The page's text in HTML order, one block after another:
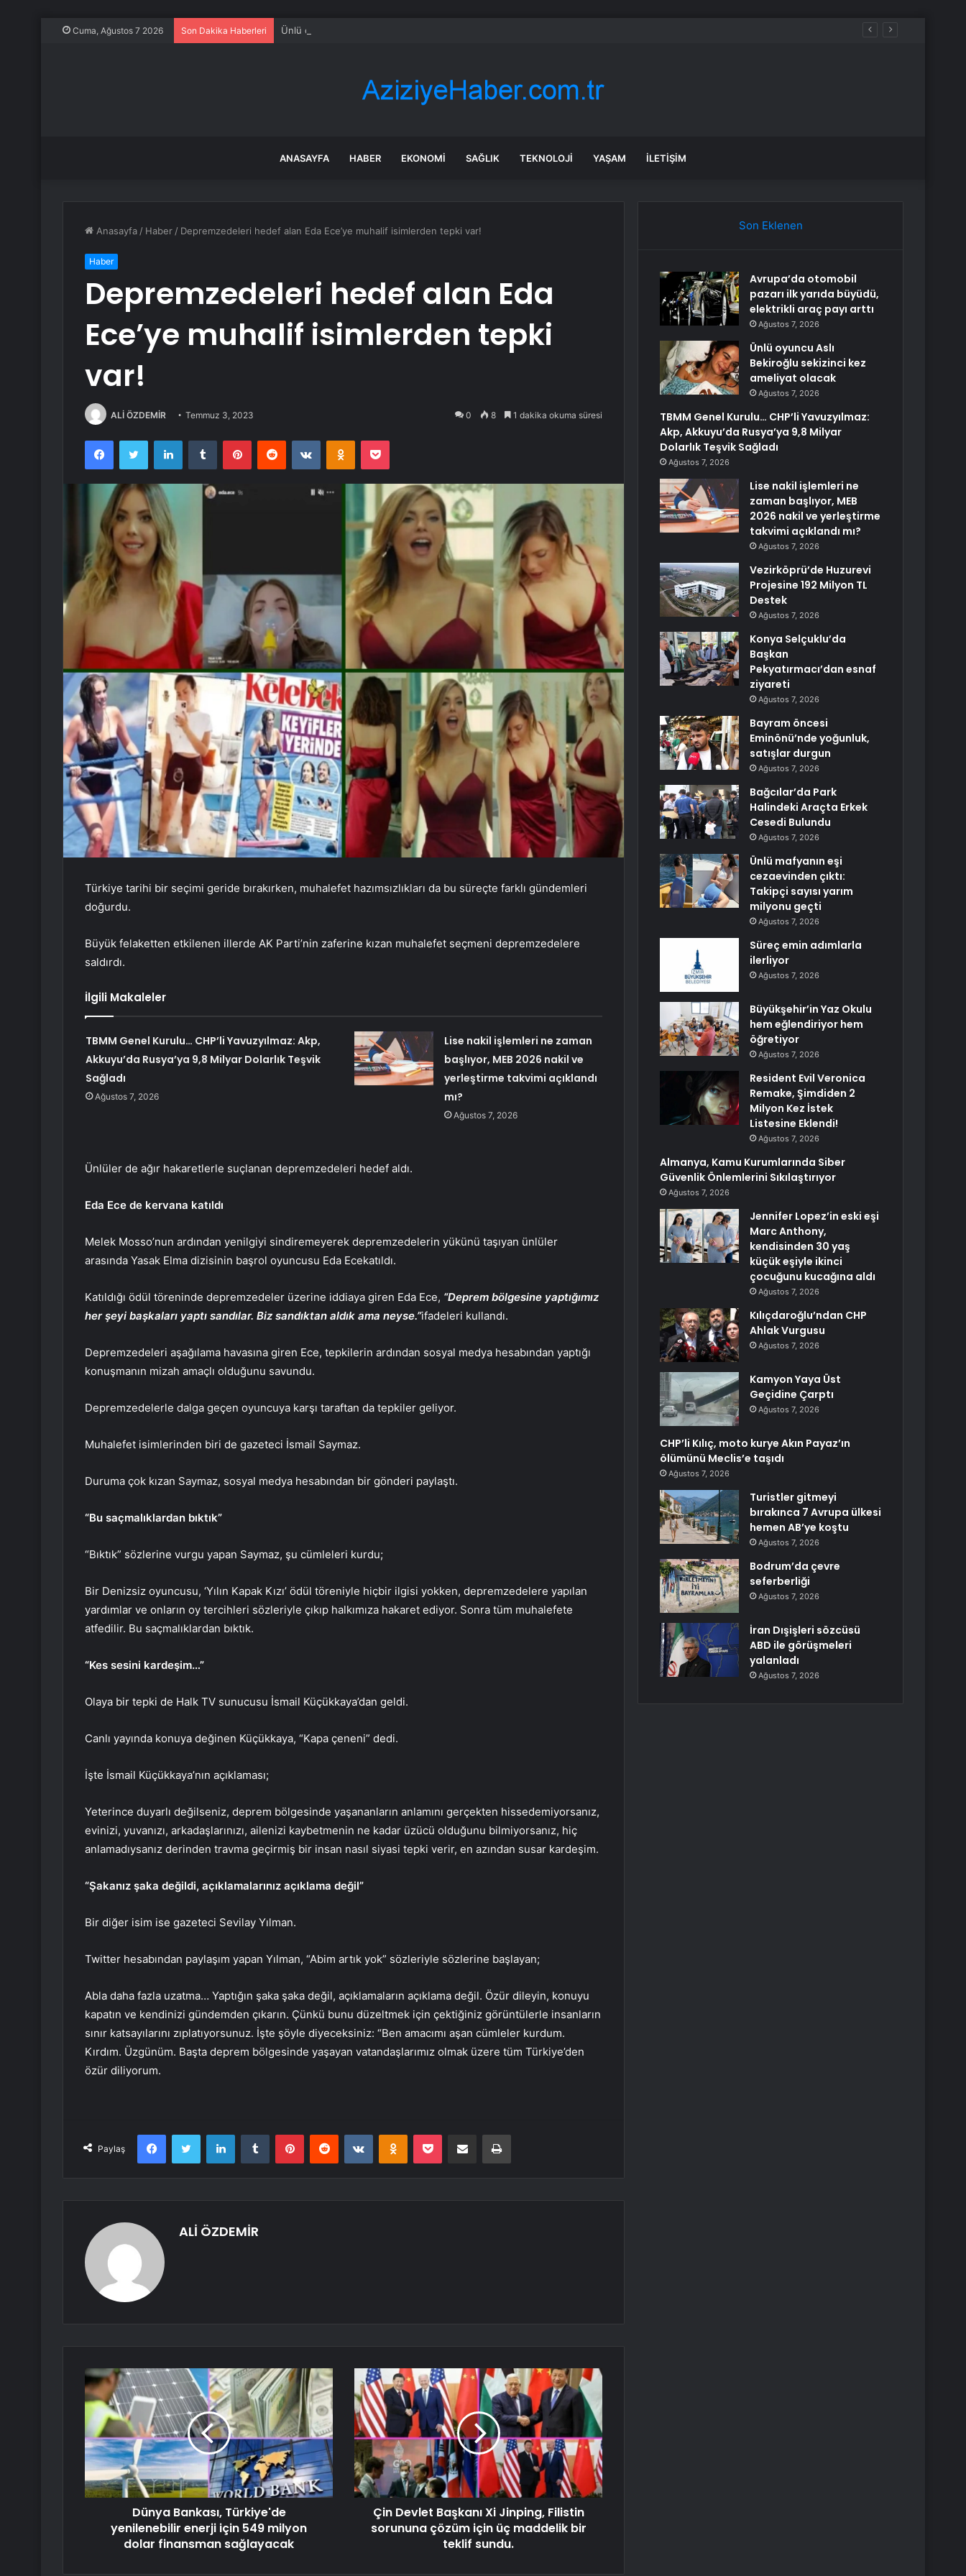
Cuma, Ağustos 7 2026 Son Dakika Haberleri Ünlü oyuncu Aslı Bekiroğlu sekizinci kez ameliyat olacak
ANASAYFA HABER EKONOMI SAĞLIK TEKNOLOJI YAŞAM İLETIŞIM
Anasayfa / Haber / Depremzedeleri hedef alan Eda Ece’ye muhalif isimlerden tepki var!
Haber
Depremzedeleri hedef alan Eda
Ece’ye muhalif isimlerden tepki
var!
ALİ ÖZDEMİR Temmuz 3, 2023 0 8 1 dakika okuma süresi
FacebookTwitter LinkedInTumblr PinterestReddit VKontakteOdnoklassniki
Pocket
Türkiye tarihi bir seçimi geride bırakırken, muhalefet hazımsızlıkları da bu süreçte farklı gündemleri
doğurdu.
Büyük felaketten etkilenen illerde AK Parti’nin zaferine kızan muhalefet seçmeni depremzedelere
saldırdı.
İlgili Makaleler
TBMM Genel Kurulu… CHP’li Yavuzyılmaz: Akp,
Akkuyu’da Rusya’ya 9,8 Milyar Dolarlık Teşvik
Sağladı
Ağustos 7, 2026
Lise nakil işlemleri ne zaman
başlıyor, MEB 2026 nakil ve
yerleştirme takvimi açıklandı
mı?
Ağustos 7, 2026
Ünlüler de ağır hakaretlerle suçlanan depremzedeleri hedef aldı.
Eda Ece de kervana katıldı
Melek Mosso’nun ardından yenilgiyi sindiremeyerek depremzedelerin yükünü taşıyan ünlüler
arasında Yasak Elma dizisinin başrol oyuncusu Eda Ecekatıldı.
Katıldığı ödül töreninde depremzedeler üzerine iddiaya giren Eda Ece, “Deprem bölgesine yaptığımız
her şeyi başkaları yaptı sandılar. Biz sandıktan aldık ama neyse.”ifadeleri kullandı.
Depremzedeleri aşağılama havasına giren Ece, tepkilerin ardından sosyal medya hesabından yaptığı
konuşmanın mizah amaçlı olduğunu savundu.
Depremzedelerle dalga geçen oyuncuya karşı taraftan da tepkiler geliyor.
Muhalefet isimlerinden biri de gazeteci İsmail Saymaz.
Duruma çok kızan Saymaz, sosyal medya hesabından bir gönderi paylaştı.
“Bu saçmalıklardan bıktık”
“Bıktık” sözlerine vurgu yapan Saymaz, şu cümleleri kurdu;
Bir Denizsiz oyuncusu, ‘Yılın Kapak Kızı’ ödül töreniyle hiçbir ilgisi yokken, depremzedelere yapılan
yardımlar ve onların oy tercihleri ​​sözleriyle çıkıp halkımıza hakaret ediyor. Sonra tüm muhalefete
atfedilir. Bu saçmalıklardan bıktık.
“Kes sesini kardeşim…”
Olaya bir tepki de Halk TV sunucusu İsmail Küçükkaya’dan geldi.
Canlı yayında konuya değinen Küçükkaya, “Kapa çeneni” dedi.
İşte İsmail Küçükkaya’nın açıklaması;
Yeterince duyarlı değilseniz, deprem bölgesinde yaşananların anlamını gerçekten hissedemiyorsanız,
evinizi, yuvanızı, arkadaşlarınızı, ailenizi kaybetmenin ne kadar üzücü olduğunu bilmiyorsanız, hiç
anlamadıysanız derinden travma geçirmiş bir insan nasıl siyasi tepki verir, en azından susar kardeşim.
“Şakanız şaka değildi, açıklamalarınız açıklama değil”
Bir diğer isim ise gazeteci Sevilay Yılman.
Twitter hesabından paylaşım yapan Yılman, “Abim artık yok” sözleriyle sözlerine başlayan;
Abla daha fazla uzatma… Yaptığın şaka şaka değil, açıklamaların açıklama değil. Özür dileyin, konuyu
kapatın ve kendinizi gündemden çıkarın. Çünkü bunu düzeltmek için çektiğiniz görüntülerle insanların
sınır katsayılarını zıplatıyorsunuz. İşte şöyle diyeceksiniz: “Ben amacımı aşan cümleler kurdum.
Kırdım. Üzgünüm. Başta deprem bölgesinde yaşayan vatandaşlarımız olmak üzere tüm Türkiye’den
özür diliyorum.
Paylaş
FacebookTwitter LinkedInTumblr PinterestReddit VKontakteOdnoklassniki
Pocket E-Posta ile paylaş Yazdır
ALİ ÖZDEMİR
Dünya Bankası, Türkiye'de
yenilenebilir enerji için 549 milyon
dolar finansman sağlayacak
Çin Devlet Başkanı Xi Jinping, Filistin
sorununa çözüm için üç maddelik bir
teklif sundu.
Son Eklenen
Avrupa’da otomobil
pazarı ilk yarıda büyüdü,
elektrikli araç payı arttı
Ağustos 7, 2026
Ünlü oyuncu Aslı
Bekiroğlu sekizinci kez
ameliyat olacak
Ağustos 7, 2026
TBMM Genel Kurulu… CHP’li Yavuzyılmaz:
Akp, Akkuyu’da Rusya’ya 9,8 Milyar
Dolarlık Teşvik Sağladı
Ağustos 7, 2026
Lise nakil işlemleri ne
zaman başlıyor, MEB
2026 nakil ve yerleştirme
takvimi açıklandı mı?
Ağustos 7, 2026
Vezirköprü’de Huzurevi
Projesine 192 Milyon TL
Destek
Ağustos 7, 2026
Konya Selçuklu’da
Başkan
Pekyatırmacı’dan esnaf
ziyareti
Ağustos 7, 2026
Bayram öncesi
Eminönü’nde yoğunluk,
satışlar durgun
Ağustos 7, 2026
Bağcılar’da Park
Halindeki Araçta Erkek
Cesedi Bulundu
Ağustos 7, 2026
Ünlü mafyanın eşi
cezaevinden çıktı:
Takipçi sayısı yarım
milyonu geçti
Ağustos 7, 2026
Süreç emin adımlarla
ilerliyor
Ağustos 7, 2026
Büyükşehir’in Yaz Okulu
hem eğlendiriyor hem
öğretiyor
Ağustos 7, 2026
Resident Evil Veronica
Remake, Şimdiden 2
Milyon Kez İstek
Listesine Eklendi!
Ağustos 7, 2026
Almanya, Kamu Kurumlarında Siber
Güvenlik Önlemlerini Sıkılaştırıyor
Ağustos 7, 2026
Jennifer Lopez’in eski eşi
Marc Anthony,
kendisinden 30 yaş
küçük eşiyle ikinci
çocuğunu kucağına aldı
Ağustos 7, 2026
Kılıçdaroğlu’ndan CHP
Ahlak Vurgusu
Ağustos 7, 2026
Kamyon Yaya Üst
Geçidine Çarptı
Ağustos 7, 2026
CHP’li Kılıç, moto kurye Akın Payaz’ın
ölümünü Meclis’e taşıdı
Ağustos 7, 2026
Turistler gitmeyi
bırakınca 7 Avrupa ülkesi
hemen AB’ye koştu
Ağustos 7, 2026
Bodrum’da çevre
seferberliği
Ağustos 7, 2026
İran Dışişleri sözcüsü
ABD ile görüşmeleri
yalanladı
Ağustos 7, 2026